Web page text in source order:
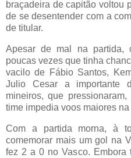
braçadeira de capitão voltou
de se desentender com a
de titular.
Apesar de mal na partida,
poucas vezes que tinha
vacilo de Fábio Santos,
Julio Cesar a importante
mineiros, que
time impedia voos maiores na
Com a partida morna, à
comemorar mais um gol na
fez 2 a 0 no Vasco. Embora